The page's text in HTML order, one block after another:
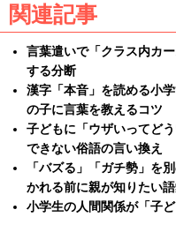
関連記事
言葉遣いで「クラス内カ
する分断
漢字「本音」を読める小
の子に言葉を教えるコツ
子どもに「ウザいってど
できない俗語の言い換え
「バズる」「ガチ勢」を
かれる前に親が知りたい
小学生の人間関係が「子